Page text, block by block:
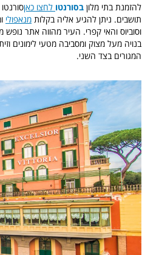
להזמנת בתי מלון בסורנטו לחצו כאןסורנטו Sorentoהיא עיר קטנה במחוז
תושבים. ניתן להגיע אליה בקלות מנאפולי
וסוביוס והאי קפרי. העיר מהווה אתר
בנויה מעל מצוק ומסביבה מטעי לימונים
המגורים בצד השני.